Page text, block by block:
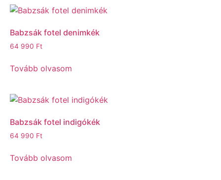
Babzsák fotel denimkék
64 990 Ft
Tovább olvasom
Babzsák fotel indigókék
64 990 Ft
Tovább olvasom